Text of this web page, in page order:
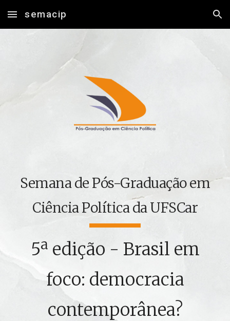
Skip to main content Skip to navigation
semacip
Semana de Pós-Graduação em
Ciência Política da UFSCar
5ª edição - Brasil em
foco: democracia
contemporânea?